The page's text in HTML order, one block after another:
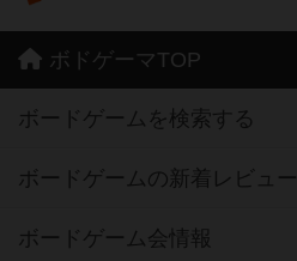
ボドゲーマTOP
ボードゲームを検索する
ボードゲームの新着レビュー
ボードゲーム会情報